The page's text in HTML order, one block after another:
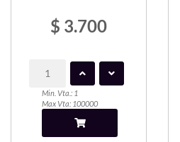
$ 3.700
Min. Vta.: 1
Max Vta: 100000